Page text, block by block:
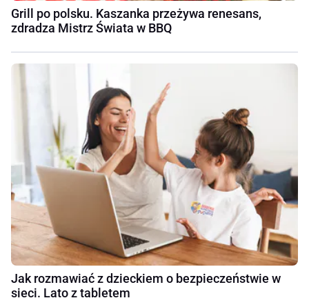
Grill po polsku. Kaszanka przeżywa renesans,
zdradza Mistrz Świata w BBQ
Jak rozmawiać z dzieckiem o bezpieczeństwie w
sieci. Lato z tabletem